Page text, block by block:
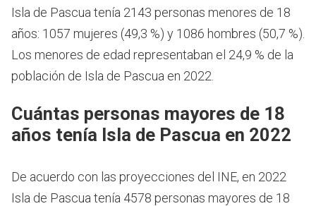
Isla de Pascua tenía 2143 personas menores de 18
años: 1057 mujeres (49,3 %) y 1086 hombres (50,7 %).
Los menores de edad representaban el 24,9 % de la
población de Isla de Pascua en 2022.
Cuántas personas mayores de 18
años tenía Isla de Pascua en 2022
De acuerdo con las proyecciones del INE, en 2022
Isla de Pascua tenía 4578 personas mayores de 18